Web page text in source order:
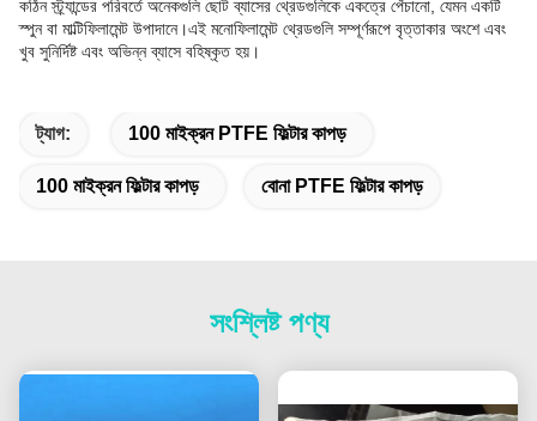
কঠিন স্ট্র্যান্ডের পরিবর্তে অনেকগুলি ছোট ব্যাসের থ্রেডগুলিকে একত্রে পেঁচানো, যেমন একটি
স্পুন বা মাল্টিফিলামেন্ট উপাদানে।এই মনোফিলামেন্ট থ্রেডগুলি সম্পূর্ণরূপে বৃত্তাকার অংশে এবং
খুব সুনির্দিষ্ট এবং অভিন্ন ব্যাসে বহিষ্কৃত হয়।
ট্যাগ: 100 মাইক্রন PTFE ফিল্টার কাপড়
100 মাইক্রন ফিল্টার কাপড় বোনা PTFE ফিল্টার কাপড়
সংশ্লিষ্ট পণ্য